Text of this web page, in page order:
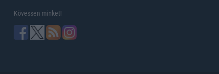
Kövessen minket!